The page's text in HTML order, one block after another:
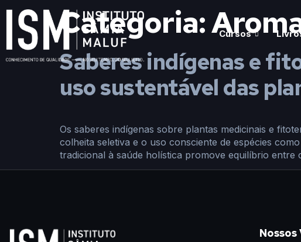
Cursos
Categoria:
Saberes indígenas e
uso sustentável das
Os saberes indígenas sobre plantas medicinais e
colheita seletiva e o uso consciente de espécies
tradicional à saúde holística promove equilíbrio entre
Nossos